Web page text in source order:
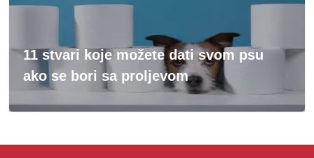
11 stvari koje možete dati svom psu
ako se bori sa proljevom